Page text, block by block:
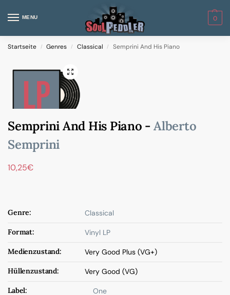
MENU 0
Startseite / Genres / Classical / Semprini And His Piano
Semprini And His Piano - Alberto
Semprini
10,25€
Genre: Classical
Format: Vinyl LP
Medienzustand: Very Good Plus (VG+)
Hüllenzustand: Very Good (VG)
Label: One